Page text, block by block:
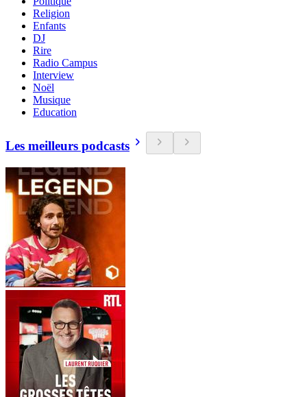
Religion
Enfants
DJ
Rire
Radio Campus
Interview
Noël
Musique
Education
Les meilleurs podcasts